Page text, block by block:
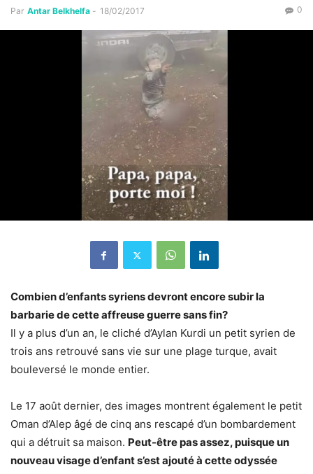
Par Antar Belkhelfa - 18/02/2017 0
Combien d’enfants syriens devront encore subir la
barbarie de cette affreuse guerre sans fin?
Il y a plus d’un an, le cliché d’Aylan Kurdi un petit syrien de
trois ans retrouvé sans vie sur une plage turque, avait
bouleversé le monde entier.
Le 17 août dernier, des images montrent également le petit
Oman d’Alep âgé de cinq ans rescapé d’un bombardement
qui a détruit sa maison. Peut-être pas assez, puisque un
nouveau visage d’enfant s’est ajouté à cette odyssée